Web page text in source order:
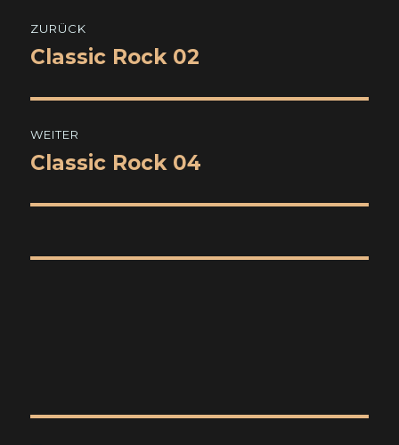
ZURÜCK
Vorheriger
Classic Rock 02
WEITER
Nächster
Classic Rock 04